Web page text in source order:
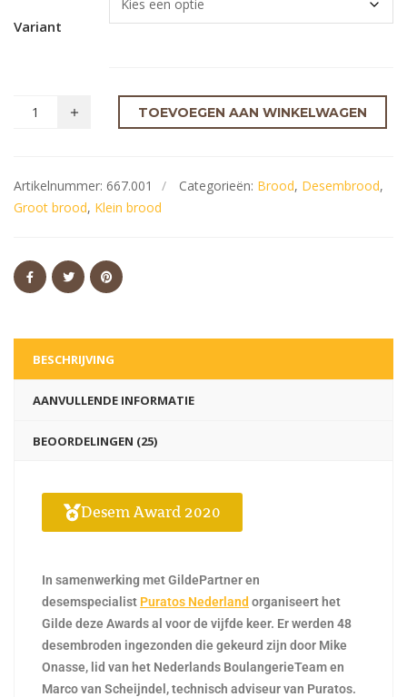
gebaseerd
op
Variant
TOEVOEGEN AAN WINKELWAGEN
Artikelnummer: 667.001 Categorieën: Brood, Desembrood,
Groot brood, Klein brood
BESCHRIJVING
AANVULLENDE INFORMATIE
BEOORDELINGEN (25)
Desem Award 2020
In samenwerking met GildePartner en
desemspecialist Puratos Nederland organiseert het
Gilde deze Awards al voor de vijfde keer. Er werden 48
desembroden ingezonden die gekeurd zijn door Mike
Onasse, lid van het Nederlands BoulangerieTeam en
Marco van Scheijndel, technisch adviseur van Puratos.